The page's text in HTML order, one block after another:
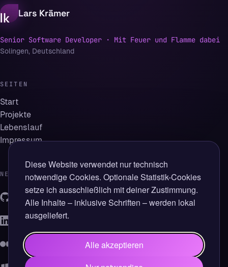
Diese Website verwendet nur technisch
notwendige Cookies. Optionale Statistik-Cookies
setze ich ausschließlich mit deiner Zustimmung.
Alle Inhalte – inklusive Schriften – werden lokal
ausgeliefert.
Alle akzeptieren
Lars Krämer
Senior Software Developer · Mit Feuer und Flamme dabei
Solingen, Deutschland
SEITEN
Start
Projekte
Lebenslauf
Impressum
NETZWERKE
GitHub
lk-code
LinkedIn
Medium
@lk-code
WindowsUnited